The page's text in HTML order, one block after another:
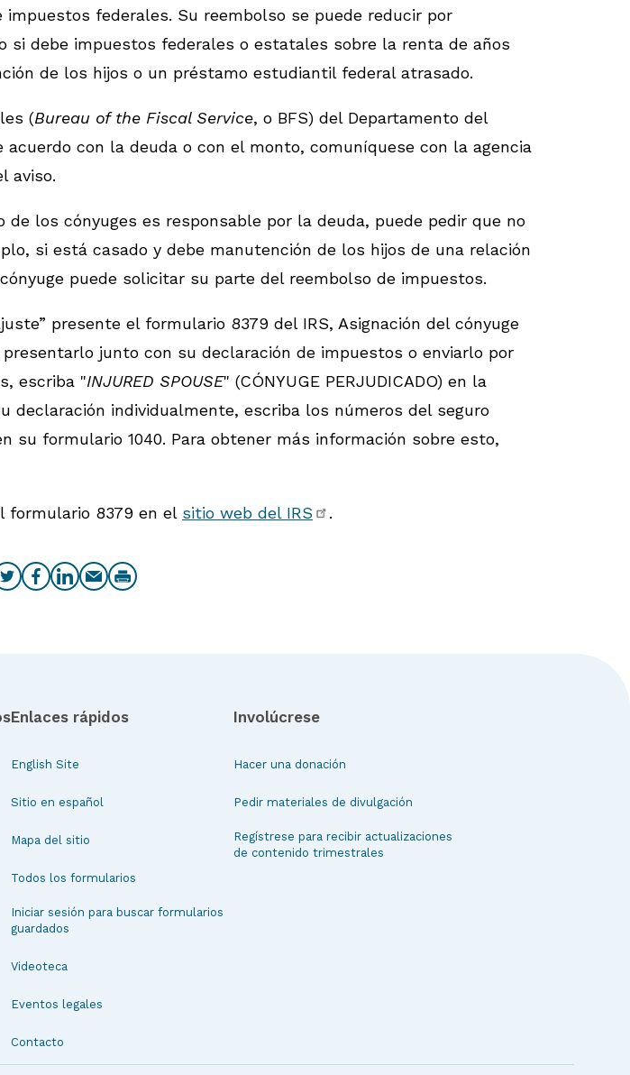
federales. Su reembolso se puede reducir por
si debe impuestos federales o estatales sobre la renta de años
de los hijos o un préstamo estudiantil federal atrasado.
(Bureau of the Fiscal Service, o BFS) del Departamento del
con la deuda o con el monto, comuníquese con la agencia
aviso.
los cónyuges es responsable por la deuda, puede pedir que no
si está casado y debe manutención de los hijos de una relación
puede solicitar su parte del reembolso de impuestos.
presente el formulario 8379 del IRS, Asignación del cónyuge
presentarlo junto con su declaración de impuestos o enviarlo por
escriba "INJURED SPOUSE" (CÓNYUGE PERJUDICADO) en la
declaración individualmente, escriba los números del seguro
su formulario 1040. Para obtener más información sobre esto,
formulario 8379 en el sitio web del IRS .
Enlaces rápidos
English Site
Sitio en español
Mapa del sitio
Todos los formularios
Iniciar sesión para buscar formularios
guardados
Videoteca
Eventos legales
Contacto
Involúcrese
Hacer una donación
Pedir materiales de divulgación
Regístrese para recibir actualizaciones
de contenido trimestrales